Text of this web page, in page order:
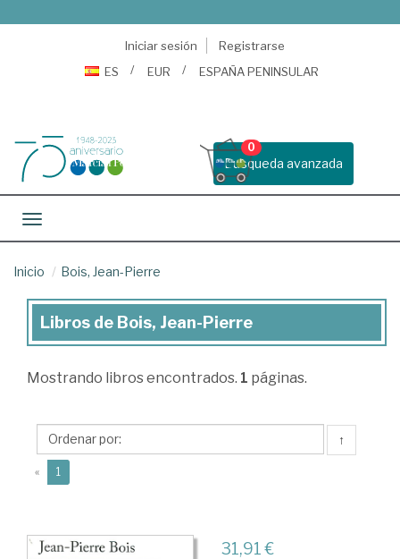
Iniciar sesión
Registrarse
ES
EUR ESPAÑA PENINSULAR
Busqueda avanzada
0
Toggle navigation
Inicio Bois, Jean-Pierre
Libros
Bois,
Pierre
Libros de Bois, Jean-Pierre
Mostrando libros encontrados. 1 páginas.
↑
« 1
31,91 €